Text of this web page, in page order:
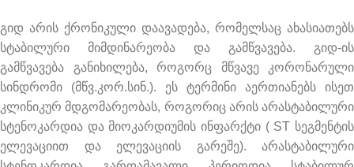
გიდ არის ქრონიკული დაავადება, რომელსაც ახასიათებს
სტაბილური მიმდინარეობა და გამწვავება. გიდ-ის
გამწვავება განიხილება, როგორც მწვავე კორონარული
სინდრომი (მწვ.კორ.სინ.). ეს ტერმინი აერთიანებს ისეთ
კლინიკურ მდგომარეობას, როგორიც არის არასტაბილური
სტენოკარდია და მიოკარდიუმის ინფარქტი ( ST სეგმენტის
ელევაციით და ელევაციის გარეშე). არასტაბილური